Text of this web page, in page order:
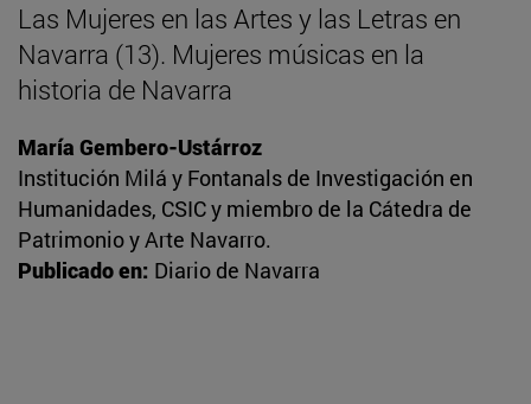
Las Mujeres en las Artes y las Letras en
Navarra (13). Mujeres músicas en la
historia de Navarra
María Gembero-Ustárroz
Institución Milá y Fontanals de Investigación en
Humanidades, CSIC y miembro de la Cátedra de
Patrimonio y Arte Navarro.
Publicado en: Diario de Navarra